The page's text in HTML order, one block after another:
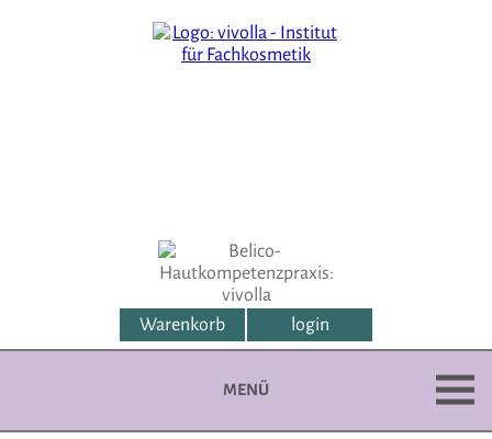
Warenkorb login
MENÜ